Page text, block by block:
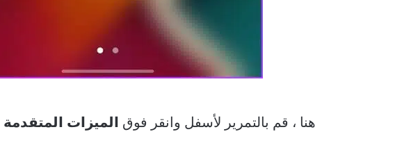
هنا ، قم بالتمرير لأسفل وانقر فوق الميزات المتقدمة